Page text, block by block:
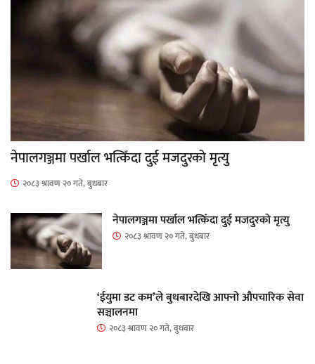
नेपालगञ्जमा पर्खाल भत्किँदा दुई मजदुरको मृत्यु
२०८३ श्रावण २० गते, बुधबार
नेपालगञ्जमा पर्खाल भत्किँदा दुई मजदुरको मृत्यु
२०८३ श्रावण २० गते, बुधबार
‘ईयुमा डट कम’ले बुधबारदेखि आफ्नो औपचारिक सेवा
सञ्चालनमा
२०८३ श्रावण २० गते, बुधबार